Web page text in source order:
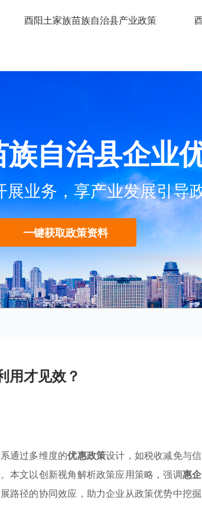
酉阳土家族苗族自治县产业政策
自治县企业
展业务，享产业发展引导
一键获取政策资料
用才见效？
通过多维度的优惠政策设计，如税收减免与信
本文以创新视角解析政策应用策略，强调惠企
路径的协同效应，助力企业从政策优势中挖掘